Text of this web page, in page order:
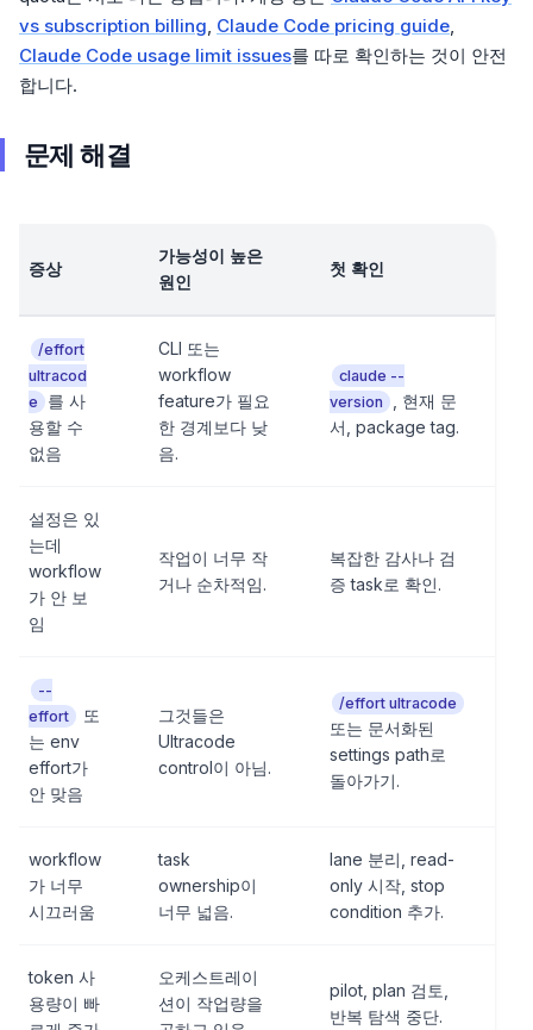
vs subscription billing, Claude Code pricing guide,
Claude Code usage limit issues를 따로 확인하는 것이 안전
합니다.
문제 해결
증상
가능성이 높은
원인
첫 확인
/effort
ultracod
e
를 사
용할 수
없음
CLI 또는
workflow
feature가 필요
한 경계보다 낮
음.
claude --
version
, 현재 문
서, package tag.
설정은 있
는데
workflow
가 안 보
임
작업이 너무 작
거나 순차적임.
복잡한 감사나 검
증 task로 확인.
--
effort
또
는 env
effort가
안 맞음
그것들은
Ultracode
control이 아님.
/effort ultracode
또는 문서화된
settings path로
돌아가기.
workflow
가 너무
시끄러움
task
ownership이
너무 넓음.
lane 분리, read-
only 시작, stop
condition 추가.
token 사
용량이 빠
오케스트레이
션이 작업량을
pilot, plan 검토,
반복 탐색 중단.